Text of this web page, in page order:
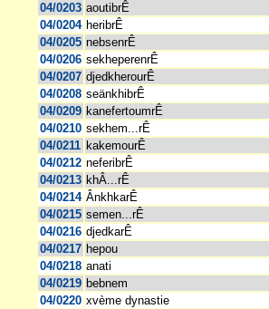
04/0203 aoutibrÊ
04/0204 heribrÊ
04/0205 nebsenrÊ
04/0206 sekheperenrÊ
04/0207 djedkherourÊ
04/0208 seänkhibrÊ
04/0209 kanefertoumrÊ
04/0210 sekhem...rÊ
04/0211 kakemourÊ
04/0212 neferibrÊ
04/0213 khÂ...rÊ
04/0214 ÂnkhkarÊ
04/0215 semen...rÊ
04/0216 djedkarÊ
04/0217 hepou
04/0218 anati
04/0219 bebnem
04/0220 xvème dynastie